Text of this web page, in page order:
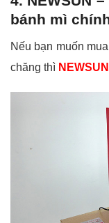
bánh mì
Nếu bạn muốn
chăng thì NEWSUN